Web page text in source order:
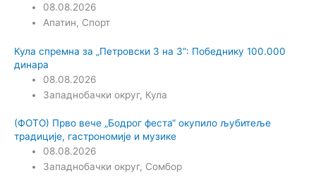
08.08.2026
Апатин, Спорт
Кула спремна за „Петровски 3 на 3“: Победнику 100.000
динара
08.08.2026
Западнобачки округ, Кула
(ФОТО) Прво вече „Бодрог феста“ окупило љубитеље
традиције, гастрономије и музике
08.08.2026
Западнобачки округ, Сомбор